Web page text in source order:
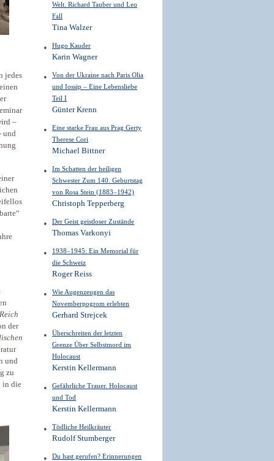
jedes
–
und
der
und
zu
in die
Welt. Richard Tauber und Leo
Fall
Tina Walzer
Hugo Kauder
Karin Wagner
Von der Ukraine nach Paris Olia
und Iossip – Eine Lebensliebe
Teil I
Günter Krenn
Eine starke Frau aus Prag Gerty
Therese Cori
Michael Bittner
Im Schatten der heiligen
Schwester Zum 140. Geburtstag
von Rosa Stein (1883–1942)
Christoph Tepperberg
Der Geist geistloser Zustände
Thomas Varkonyi
1938–1945: Ein Memorial für
die Schweiz
Roger Reiss
Wie Augenzeugen das
Novemberpogrom erlebten
Gerhard Strejcek
Überschreiten der letzten
Grenze Über Selbstmord im
Holocaust
Kerstin Kellermann
Gefährliche Trauer. Holocaust
und Tod
Kerstin Kellermann
Tödliche Heilkräuter
Rudolf Stumberger
Du hast gerufen? Erinnerungen